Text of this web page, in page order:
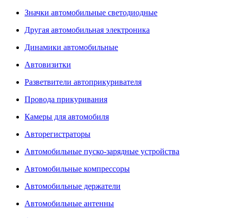
Значки автомобильные светодиодные
Другая автомобильная электроника
Динамики автомобильные
Автовизитки
Разветвители автоприкуривателя
Провода прикуривания
Камеры для автомобиля
Авторегистраторы
Автомобильные пуско-зарядные устройства
Автомобильные компрессоры
Автомобильные держатели
Автомобильные антенны